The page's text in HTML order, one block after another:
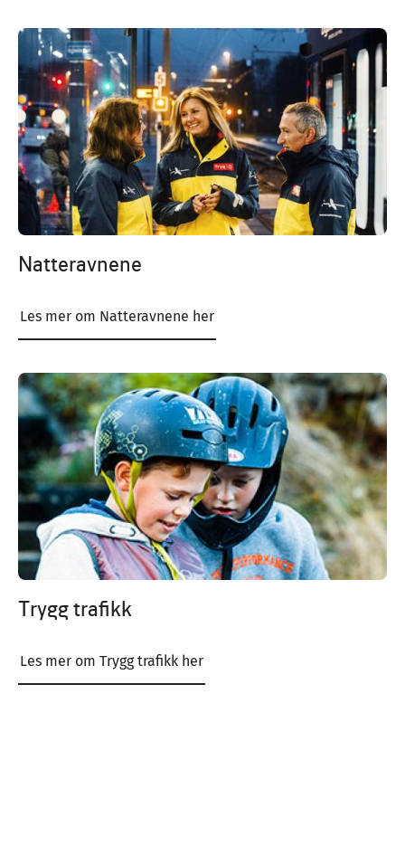
Image
Natteravnene
Les mer om Natteravnene her
Image
Trygg trafikk
Les mer om Trygg trafikk her